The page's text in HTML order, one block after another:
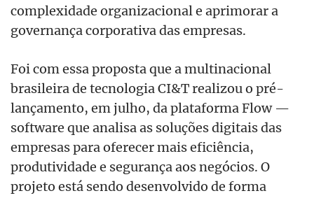
complexidade organizacional e aprimorar a
governança corporativa das empresas.
Foi com essa proposta que a multinacional
brasileira de tecnologia CI&T realizou o pré-
lançamento, em julho, da plataforma Flow —
software que analisa as soluções digitais das
empresas para oferecer mais eficiência,
produtividade e segurança aos negócios. O
projeto está sendo desenvolvido de forma